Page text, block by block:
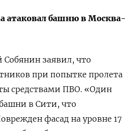
атаковал башню в Москва-
заявил, что
при попытке пролета
средствами ПВО. «Один
в Сити, что
фасад на уровне 17